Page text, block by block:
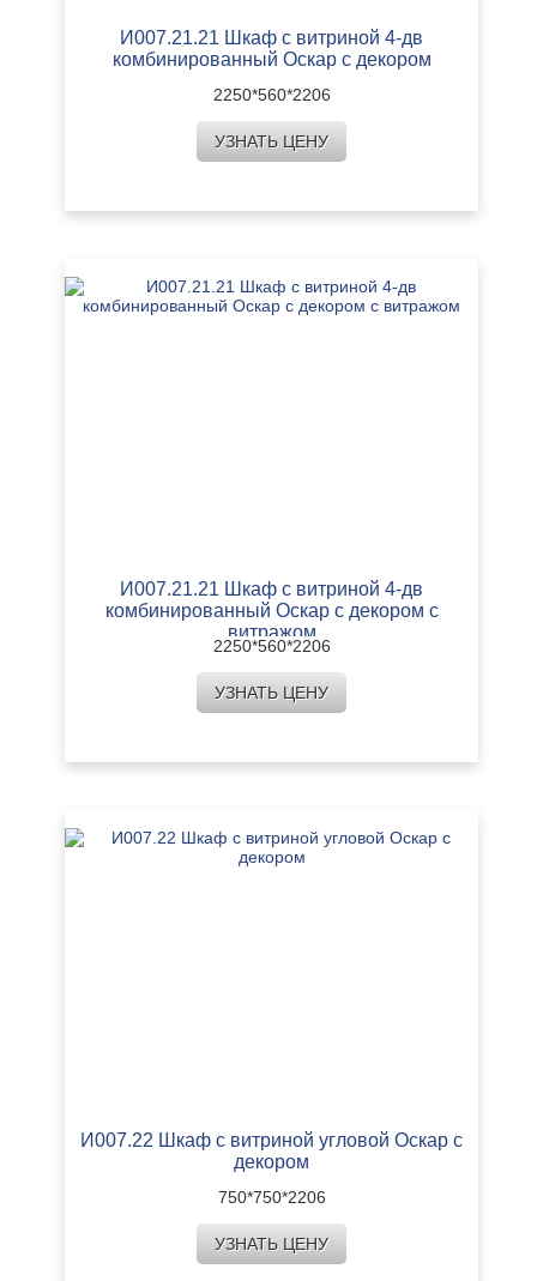
И007.21.21 Шкаф с витриной 4-дв
комбинированный Оскар с декором
2250*560*2206
УЗНАТЬ ЦЕНУ
И007.21.21 Шкаф с витриной 4-дв
комбинированный Оскар с декором с
витражом
2250*560*2206
УЗНАТЬ ЦЕНУ
И007.22 Шкаф с витриной угловой Оскар с
декором
750*750*2206
УЗНАТЬ ЦЕНУ